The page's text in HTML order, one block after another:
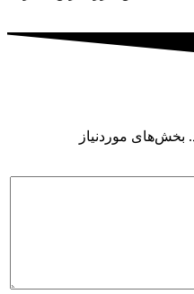
بخش‌های موردنیاز